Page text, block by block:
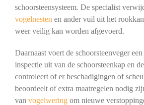
schoorsteensysteem. De specialist
vogelnesten en ander vuil uit het
weer veilig kan worden afgevoerd.
Daarnaast voert de schoorsteenveger
inspectie uit van de schoorsteenkap en
controleert of er beschadigingen of
beoordeelt of extra maatregelen nodig
van vogelweringom nieuwe